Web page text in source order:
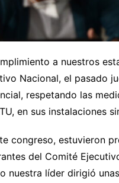
a nuestros
Nacional, el pasado
respetando las
en sus instalaciones
congreso, estuvieron
del Comité
nuestra líder dirigió